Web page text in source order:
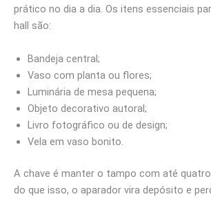
prático no dia a dia. Os itens essenciais
hall são:
Bandeja central;
Vaso com planta ou flores;
Luminária de mesa pequena;
Objeto decorativo autoral;
Livro fotográfico ou de design;
Vela em vaso bonito.
A chave é manter o tampo com até
do que isso, o aparador vira depósito e